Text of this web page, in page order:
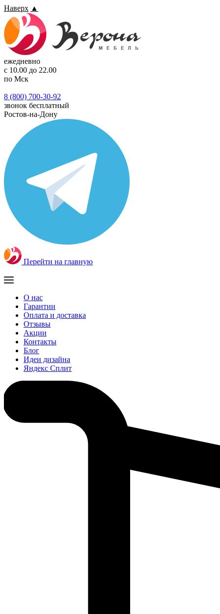
Наверх ▲
ежедневно
с 10.00 до 22.00
по Мск
8 (800) 700-30-92
звонок бесплатный
Ростов-на-Дону
Перейти на главную
О нас
Гарантии
Оплата и доставка
Отзывы
Акции
Контакты
Блог
Идеи дизайна
Яндекс Сплит